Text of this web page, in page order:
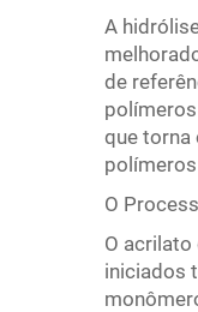
A
de
que torna
O
O
iniciados